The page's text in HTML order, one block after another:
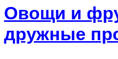
Овощи и
дружные